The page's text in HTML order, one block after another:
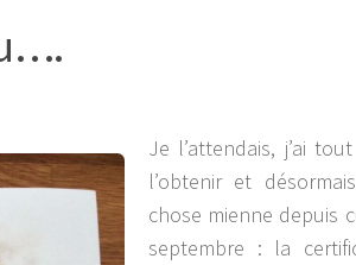
Je l’attendais, j’ai
l’obtenir et
chose mienne depuis
septembre : la